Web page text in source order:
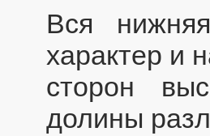
Вся
характер и
сторон
долины